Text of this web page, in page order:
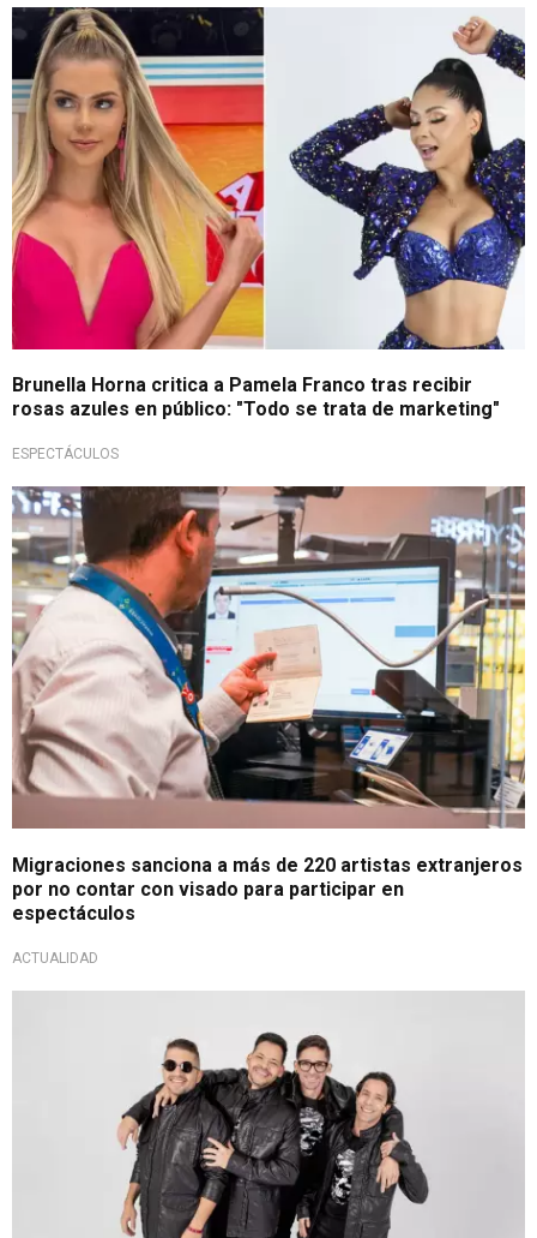
¡Impactante!
Brunella Horna critica a Pamela Franco tras recibir
rosas azules en público: "Todo se trata de marketing"
ESPECTÁCULOS
Valor de la multa en el 2023 duplica a la del 2022
Migraciones sanciona a más de 220 artistas extranjeros
por no contar con visado para participar en
espectáculos
ACTUALIDAD